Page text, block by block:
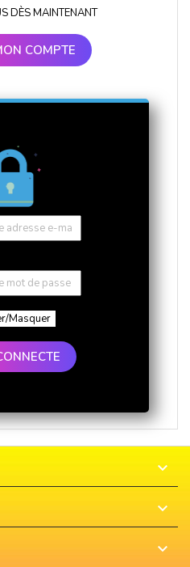
DÈS MAINTENANT
COMPTE
Masquer


